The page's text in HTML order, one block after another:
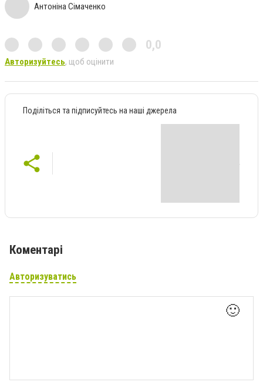
Антоніна Сімаченко
0,0
Авторизуйтесь, щоб оцінити
Поділіться та підписуйтесь на наші джерела
Коментарі
Авторизуватись
🙂